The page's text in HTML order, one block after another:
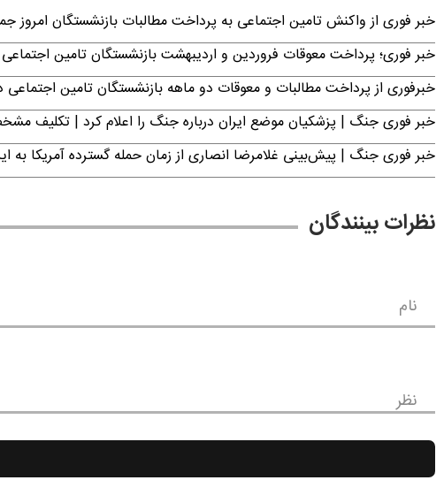
خبر فوری از واکنش تامین اجتماعی به پرداخت مطالبات بازنشستگان امروز جمعه ۱۶ مرداد
خبر فوری؛ پرداخت معوقات فروردین و اردیبهشت بازنشستگان تامین
خبرفوری از پرداخت مطالبات و معوقات دو ماهه بازنشستگان تامین اجتماعی در
خبر فوری جنگ | پزشکیان موضع ایران درباره جنگ را اعلام کرد | تکلیف
خبر فوری جنگ | پیش‌بینی غلامرضا انصاری از زمان حمله گسترده آمریکا به
نظرات بینندگان
نام
نظر